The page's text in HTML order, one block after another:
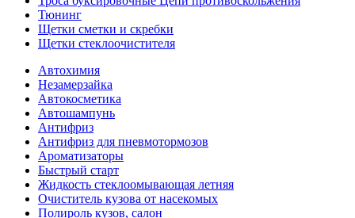
Тюнинг
Щетки сметки и скребки
Щетки стеклоочистителя
Автохимия
Незамерзайка
Автокосметика
Автошампунь
Антифриз
Антифриз для пневмотормозов
Ароматизаторы
Быстрый старт
Жидкость стеклоомывающая летняя
Очиститель кузова от насекомых
Полироль кузов, салон